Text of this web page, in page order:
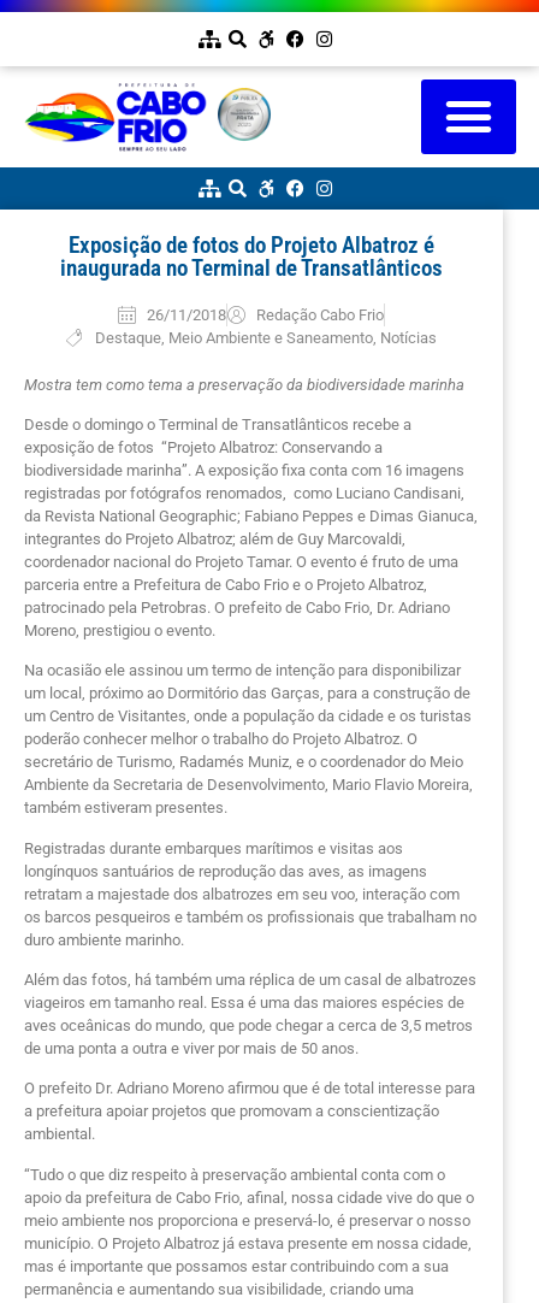
Exposição de fotos do Projeto Albatroz é
inaugurada no Terminal de Transatlânticos
26/11/2018
Redação Cabo Frio
Destaque, Meio Ambiente e Saneamento, Notícias
Mostra tem como tema a preservação da biodiversidade marinha
Desde o domingo o Terminal de Transatlânticos recebe a
exposição de fotos “Projeto Albatroz: Conservando a
biodiversidade marinha”. A exposição fixa conta com 16 imagens
registradas por fotógrafos renomados, como Luciano Candisani,
da Revista National Geographic; Fabiano Peppes e Dimas Gianuca,
integrantes do Projeto Albatroz; além de Guy Marcovaldi,
coordenador nacional do Projeto Tamar. O evento é fruto de uma
parceria entre a Prefeitura de Cabo Frio e o Projeto Albatroz,
patrocinado pela Petrobras. O prefeito de Cabo Frio, Dr. Adriano
Moreno, prestigiou o evento.
Na ocasião ele assinou um termo de intenção para disponibilizar
um local, próximo ao Dormitório das Garças, para a construção de
um Centro de Visitantes, onde a população da cidade e os turistas
poderão conhecer melhor o trabalho do Projeto Albatroz. O
secretário de Turismo, Radamés Muniz, e o coordenador do Meio
Ambiente da Secretaria de Desenvolvimento, Mario Flavio Moreira,
também estiveram presentes.
Registradas durante embarques marítimos e visitas aos
longínquos santuários de reprodução das aves, as imagens
retratam a majestade dos albatrozes em seu voo, interação com
os barcos pesqueiros e também os profissionais que trabalham no
duro ambiente marinho.
Além das fotos, há também uma réplica de um casal de albatrozes
viageiros em tamanho real. Essa é uma das maiores espécies de
aves oceânicas do mundo, que pode chegar a cerca de 3,5 metros
de uma ponta a outra e viver por mais de 50 anos.
O prefeito Dr. Adriano Moreno afirmou que é de total interesse para
a prefeitura apoiar projetos que promovam a conscientização
ambiental.
“Tudo o que diz respeito à preservação ambiental conta com o
apoio da prefeitura de Cabo Frio, afinal, nossa cidade vive do que o
meio ambiente nos proporciona e preservá-lo, é preservar o nosso
município. O Projeto Albatroz já estava presente em nossa cidade,
mas é importante que possamos estar contribuindo com a sua
permanência e aumentando sua visibilidade, criando uma